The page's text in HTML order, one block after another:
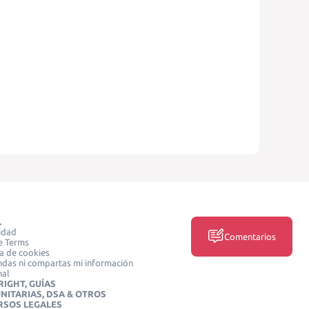
Terms
de cookies
ni compartas mi información
GUÍAS
DSA & OTROS
LEGALES
Comentarios